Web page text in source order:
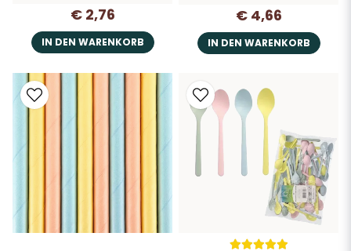
€ 2,76
IN DEN WARENKORB
€ 4,66
IN DEN WARENKORB